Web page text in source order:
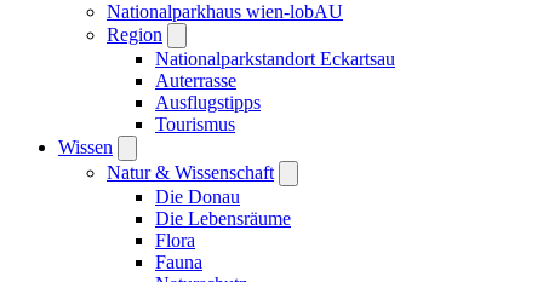
Nationalparkhaus wien-lobAU
Region
Nationalparkstandort Eckartsau
Auterrasse
Ausflugstipps
Tourismus
Wissen
Natur & Wissenschaft
Die Donau
Die Lebensräume
Flora
Fauna